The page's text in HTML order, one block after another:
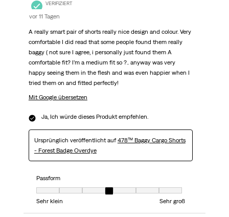
VERIFIZIERT
vor 11 Tagen
A really smart pair of shorts really nice design and colour. Very
comfortable I did read that some people found them really
baggy ( not sure I agree, i personally just found them A
comfortable fit? I’m a medium fit so ?.. anyway was very
happy seeing them in the flesh and was even happier when I
tried them on and fitted perfectly!
Mit Google übersetzen
Ja, Ich würde dieses Produkt empfehlen.
Ursprünglich veröffentlicht auf478™ Baggy Cargo Shorts
- Forest Badge Overdye
Passform
Passform, 4 von 7, wobei 1 gleich Sehr klein ist und 7 gleich Sehr groß
Sehr klein
Sehr groß